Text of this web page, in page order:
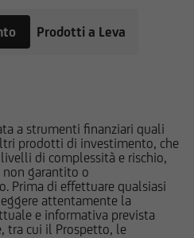
Prodotti a Leva
a strumenti finanziari quali
prodotti di investimento, che
di complessità e rischio,
garantito o
Prima di effettuare qualsiasi
attentamente la
e informativa prevista
tra cui il Prospetto, le
- Succursale di Milano non
del contenuto di
tramite il quale -
dei siti web
dal Sito medesimo, né
o danni subiti dall'utente
conseguenza
del medesimo a siti web
attraverso hyperlink.